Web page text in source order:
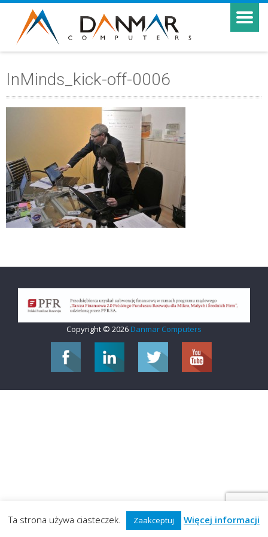
InMinds_kick-off-0006
Copyright © 2026 Danmar Computers
Ta strona używa ciasteczek. Zaakceptuj Więcej informacji